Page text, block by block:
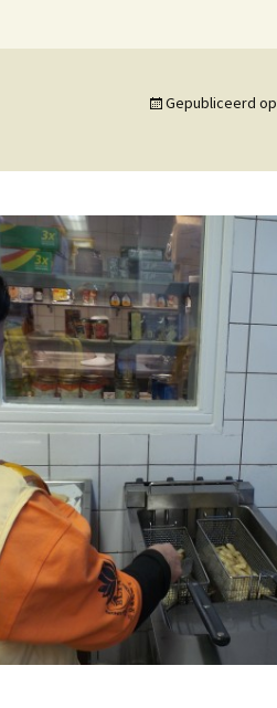
Division
Gepubliceerd op